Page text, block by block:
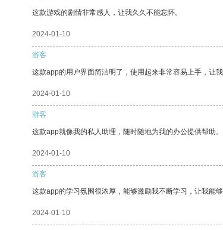
这款游戏的剧情非常感人，让我久久不能忘怀。
2024-01-10
游客
这款app的用户界面简洁明了，使用起来非常容易上手，让
2024-01-10
游客
这款app就像我的私人助理，随时随地为我的办公提供帮助。
2024-01-10
游客
这款app的学习氛围很浓厚，能够激励我不断学习，让我能够
2024-01-10